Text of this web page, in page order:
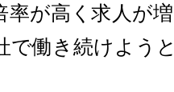
率が高く求人が
で働き続けよう